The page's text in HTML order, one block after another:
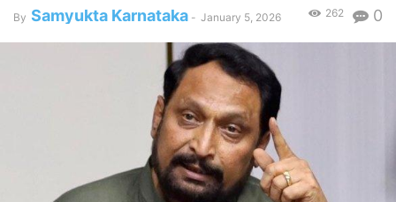
By Samyukta Karnataka - January 5, 2026 0
262